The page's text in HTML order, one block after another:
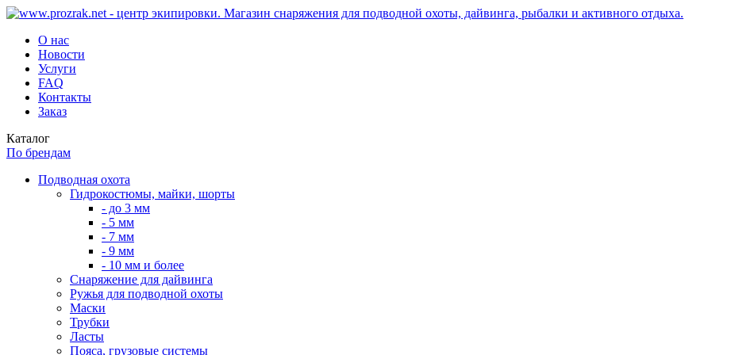
О нас
Новости
Услуги
FAQ
Контакты
Заказ
Каталог
По брендам
Подводная охота
Гидрокостюмы, майки, шорты
- до 3 мм
- 5 мм
- 7 мм
- 9 мм
- 10 мм и более
Снаряжение для дайвинга
Ружья для подводной охоты
Маски
Трубки
Ласты
Пояса, грузовые системы